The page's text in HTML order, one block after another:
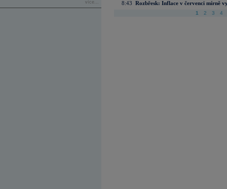
více...
8:43 Rozbřesk: Inflace v červenci mírně
1 2 3 4